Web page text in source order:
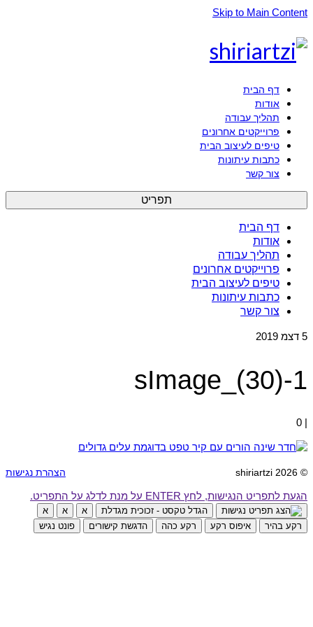
Skip to Main Content
דף הבית
אודות
תהליך עבודה
פרוייקטים אחרונים
טיפים לעיצוב הבית
כתבות עיתונות
צור קשר
תפריט
דף הבית
אודות
תהליך עבודה
פרוייקטים אחרונים
טיפים לעיצוב הבית
כתבות עיתונות
צור קשר
5 דצמ 2019
1-sImage_(30)
|
0
הצהרת נגישות © 2026 shiriartzi
הגעת לתפריט הנגישות, לחץ ENTER על מנת לדלג על התפריט.
הגדל טקסט - זכוכית מגדלת א א
א
רקע בהיר
איפוס רקע רקע כהה הדגשת קישורים פונט נגיש